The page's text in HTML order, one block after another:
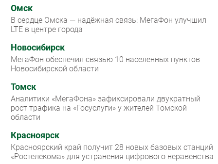
Омск
В сердце Омска — надёжная связь: МегаФон улучшил
LTE в центре города
Новосибирск
МегаФон обеспечил связью 10 населенных пунктов
Новосибирской области
Томск
Аналитики «МегаФона» зафиксировали двукратный
рост трафика на «Госуслуги» у жителей Томской
области
Красноярск
Красноярский край получит 28 новых базовых станций
«Ростелекома» для устранения цифрового неравенства